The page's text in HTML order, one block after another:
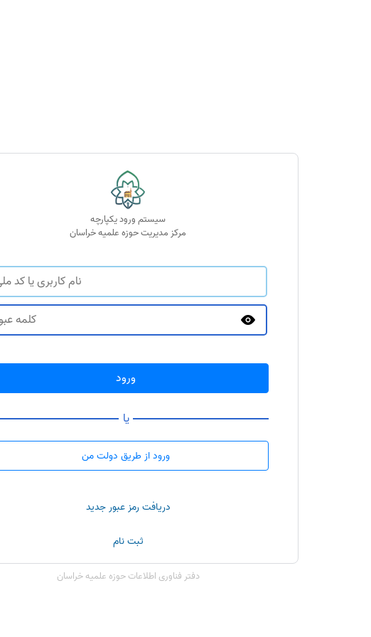
سیستم ورود یکپارچه
مرکز مدیریت حوزه علمیه خراسان
ورود
یا
ورود از طریق دولت من
دریافت رمز عبور جدید
ثبت نام